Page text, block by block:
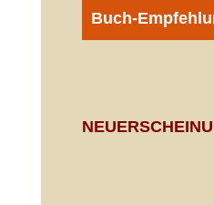
Buch-